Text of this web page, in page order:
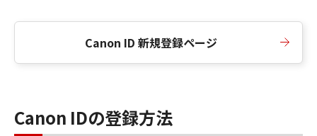
Canon ID 新規登録ページ
Canon IDの登録方法